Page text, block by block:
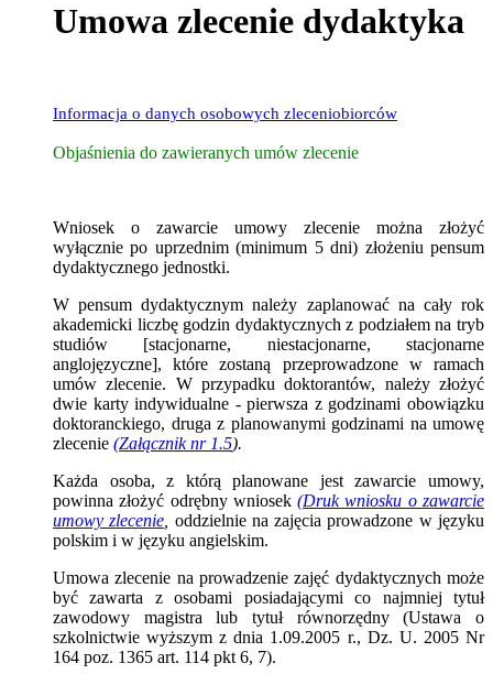
Umowa zlecenie dydaktyka
Informacja o danych osobowych zleceniobiorców
Objaśnienia do zawieranych umów zlecenie
Wniosek o zawarcie umowy zlecenie można złożyć
wyłącznie po uprzednim (minimum 5 dni) złożeniu pensum
dydaktycznego jednostki.
W pensum dydaktycznym należy zaplanować na cały rok
akademicki liczbę godzin dydaktycznych z podziałem na tryb
studiów [stacjonarne, niestacjonarne, stacjonarne
anglojęzyczne], które zostaną przeprowadzone w ramach
umów zlecenie. W przypadku doktorantów, należy złożyć
dwie karty indywidualne - pierwsza z godzinami obowiązku
doktoranckiego, druga z planowanymi godzinami na umowę
zlecenie (Załącznik nr 1.5).
Każda osoba, z którą planowane jest zawarcie umowy,
powinna złożyć odrębny wniosek(Druk wniosku o zawarcie
umowy zlecenie oddzielnie na zajęcia prowadzone w języku
polskim i w języku angielskim.
Umowa zlecenie na prowadzenie zajęć dydaktycznych może
być zawarta z osobami posiadającymi co najmniej tytuł
zawodowy magistra lub tytuł równorzędny (Ustawa o
szkolnictwie wyższym z dnia 1.09.2005 r., Dz. U. 2005 Nr
164 poz. 1365 art. 114 pkt 6, 7).